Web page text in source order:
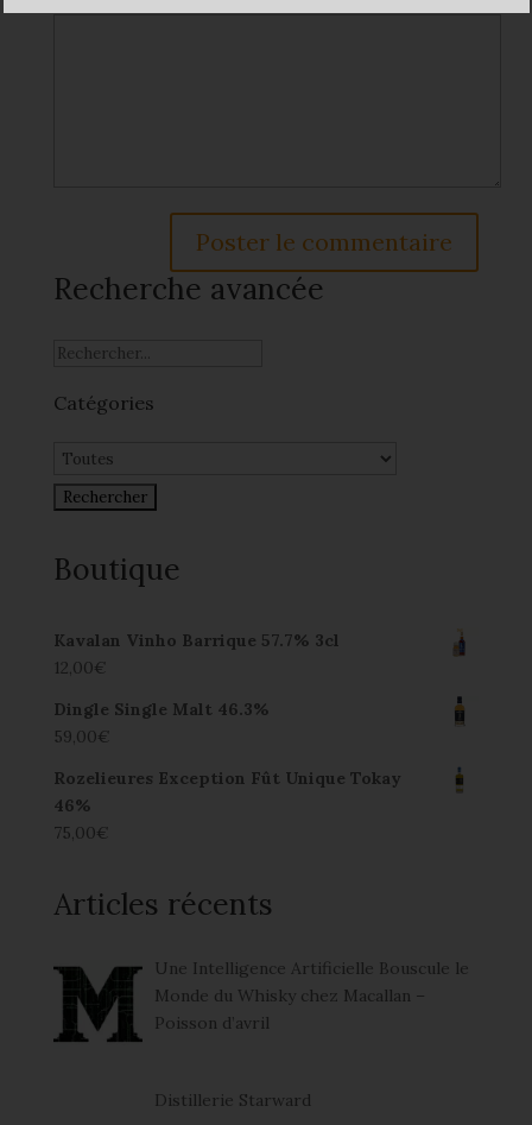
Recherche avancée
Catégories
Boutique
Kavalan Vinho Barrique 57.7% 3cl
12,00€
Dingle Single Malt 46.3%
59,00€
Rozelieures Exception Fût Unique Tokay
46%
75,00€
Articles récents
Une Intelligence Artificielle Bouscule le
Monde du Whisky chez Macallan –
Poisson d’avril
Distillerie Starward